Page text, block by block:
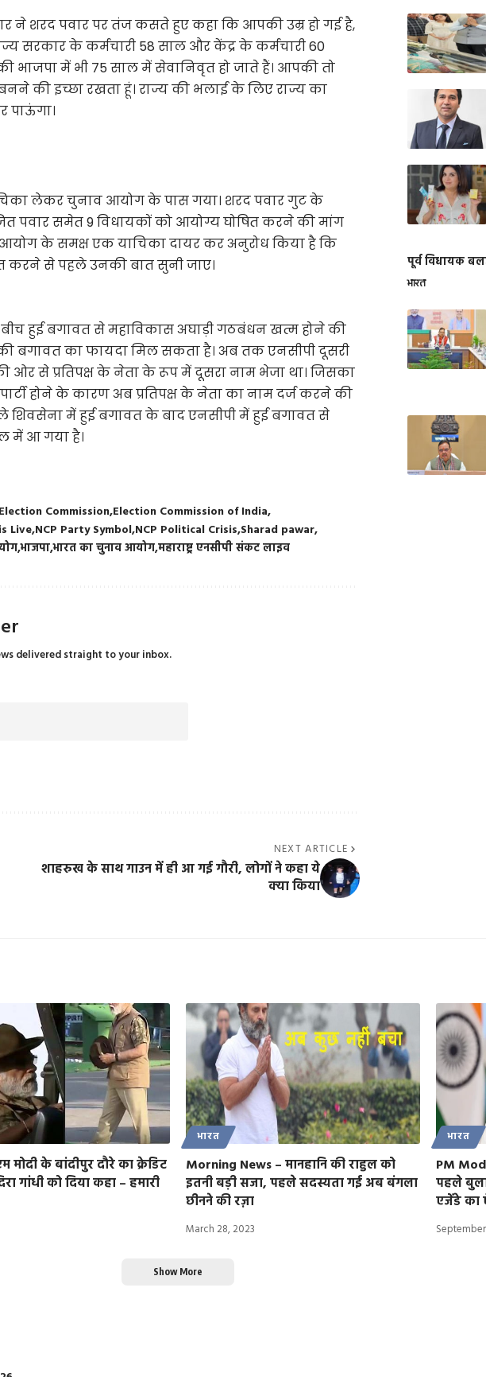
ने शरद पवार पर तंज कसते हुए कहा कि आपकी उम्र हो गई है,
सरकार के कर्मचारी 58 साल और केंद्र के कर्मचारी 60
भाजपा में भी 75 साल में सेवानिवृत हो जाते हैं। आपकी तो
की इच्छा रखता हूं। राज्य की भलाई के लिए राज्य का
पाऊंगा।
लेकर चुनाव आयोग के पास गया। शरद पवार गुट के
पवार समेत 9 विधायकों को आयोग्य घोषित करने की मांग
के समक्ष एक याचिका दायर कर अनुरोध किया है कि
करने से पहले उनकी बात सुनी जाए।
हुई बगावत से महाविकास अघाड़ी गठबंधन खत्म होने की
बगावत का फायदा मिल सकता है। अब तक एनसीपी दूसरी
ओर से प्रतिपक्ष के नेता के रूप में दूसरा नाम भेजा था। जिसका
होने के कारण अब प्रतिपक्ष के नेता का नाम दर्ज करने की
शिवसेना में हुई बगावत के बाद एनसीपी में हुई बगावत से
में आ गया है।
Election Commission Election Commission of India
Live NCP Party Symbol NCP Political Crisis Sharad pawar
भाजपाभारत का चुनाव आयोगमहाराष्ट्र एनसीपी संकट लाइव
delivered straight to your inbox.
NEXT ARTICLE
शाहरुख के साथ गाउन में ही आ गई गौरी, लोगों ने कहा ये
क्या किया
पूर्व विधायक
भारत
मोदी के बांदीपुर दौरे का क्रेडिट
गांधी को दिया कहा – हमारी
भारत
Morning News – मानहानि की राहुल को
इतनी बड़ी सजा, पहले सदस्यता गई अब बंगला
छीनने की रज़ा
March 28, 2023
भारत
PM
पहले
एजेंडे का
Show More